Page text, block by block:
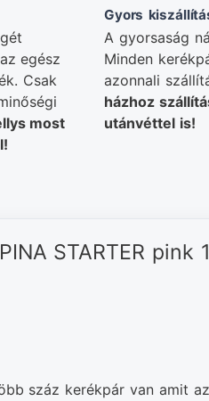
egész
Csak
most
Gyors
A gyorsaság
Minden
azonnali
házhoz
utánvéttel is!
STARTER pink
száz kerékpár van amit